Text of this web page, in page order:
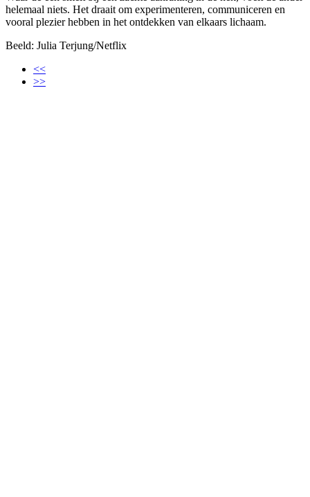
helemaal niets. Het draait om experimenteren, communiceren en
vooral plezier hebben in het ontdekken van elkaars lichaam.
Beeld: Julia Terjung/Netflix
<<
>>